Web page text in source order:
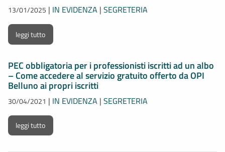
13/01/2025 | IN EVIDENZA | SEGRETERIA
leggi tutto
PEC obbligatoria per i professionisti iscritti ad un albo
– Come accedere al servizio gratuito offerto da OPI
Belluno ai propri iscritti
30/04/2021 | IN EVIDENZA | SEGRETERIA
leggi tutto